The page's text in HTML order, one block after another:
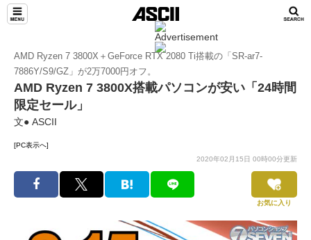
AMD Ryzen 7 3800X＋GeForce RTX 2080 Ti搭載の「SR-ar7-
7886Y/S9/GZ」が2万7000円オフ。
AMD Ryzen 7 3800X搭載パソコンが安い「24時間
限定セール」
文● ASCII
[PC表示へ]
2020年02月15日 00時00分更新
お気に入り